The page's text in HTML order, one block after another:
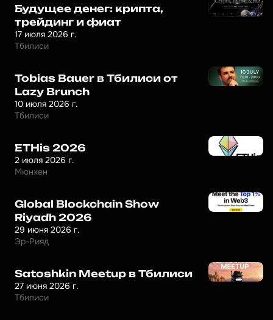
Будущее денег: крипта,
трейдинг и фиат
17 июля 2026 г.
Тбилиси
Tobias Bauer в Тбилиси от
Lazy Brunch
10 июля 2026 г.
Тбилиси
ETHis 2026
2 июля 2026 г.
Мюнхен
Global Blockchain Show
Riyadh 2026
29 июня 2026 г.
Эр-Рияд
Satoshkin Meetup в Тбилиси
27 июня 2026 г.
Тбилиси